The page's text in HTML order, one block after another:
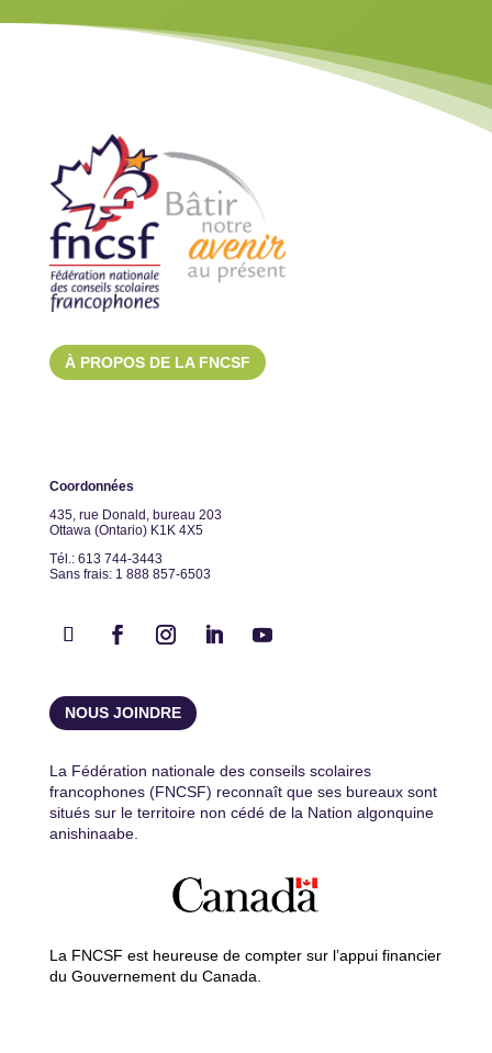
À PROPOS DE LA FNCSF
Coordonnées
435, rue Donald, bureau 203
Ottawa (Ontario) K1K 4X5
Tél.: 613 744-3443
Sans frais: 1 888 857-6503
NOUS JOINDRE
La Fédération nationale des conseils scolaires
francophones (FNCSF) reconnaît que ses bureaux sont
situés sur le territoire non cédé de la Nation algonquine
anishinaabe.
La FNCSF est heureuse de compter sur l’appui financier
du Gouvernement du Canada.